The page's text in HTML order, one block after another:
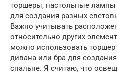
торшеры, настольные
для создания разных
Важно учитывать
относительно других
можно использовать торшер
дивана или бра для
спальне. Я считаю, что